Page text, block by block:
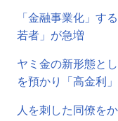
「金融事業化」す
若者」が急増
ヤミ金の新形態と
を預かり「高金利
人を刺した同僚を